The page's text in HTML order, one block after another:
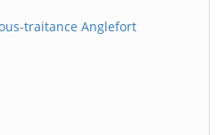
traitance Anglefort